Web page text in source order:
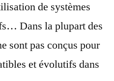
de systèmes
Dans la plupart des
sont pas conçus pour
et évolutifs dans